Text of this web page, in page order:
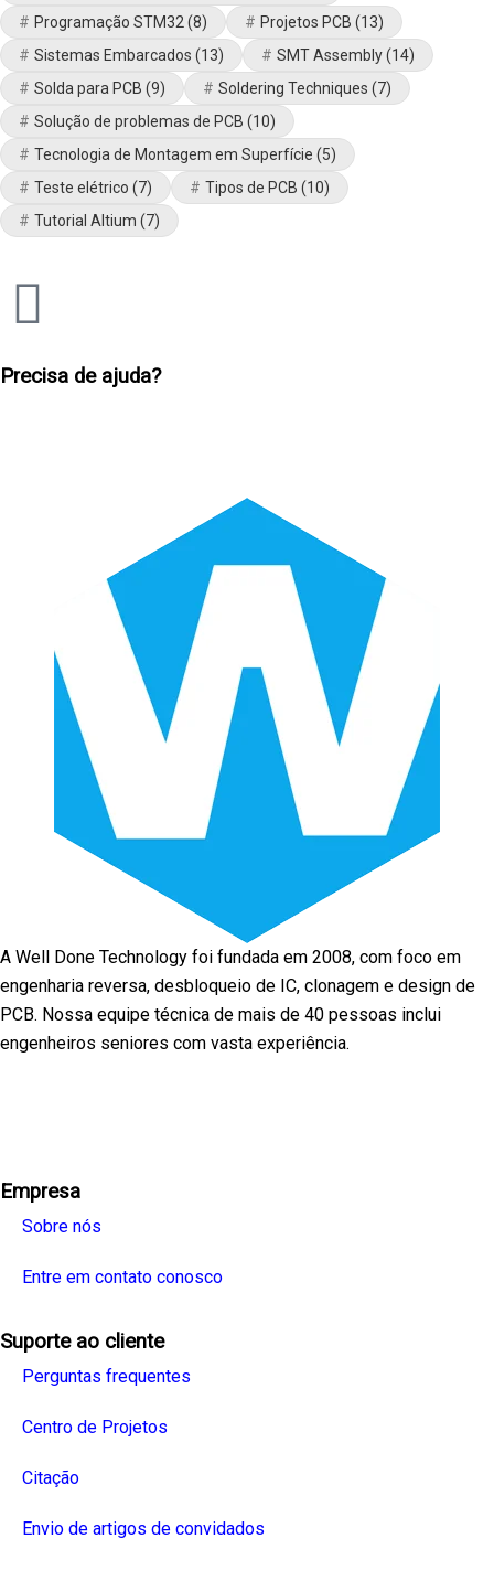
Programação STM32(8) Projetos PCB (13)
Sistemas Embarcados (13) SMT Assembly(14)
Solda para PCB (9) Soldering Techniques (7)
Solução de problemas de PCB (10)
Tecnologia de Montagem em Superfície (5)
Teste elétrico (7) Tipos de PCB (10)
Tutorial Altium (7)
Precisa de ajuda?
A Well Done Technology foi fundada em 2008, com foco em
engenharia reversa, desbloqueio de IC, clonagem e design de
PCB. Nossa equipe técnica de mais de 40 pessoas inclui
engenheiros seniores com vasta experiência.
Empresa
Sobre nós
Entre em contato conosco
Suporte ao cliente
Perguntas frequentes
Centro de Projetos
Citação
Envio de artigos de convidados